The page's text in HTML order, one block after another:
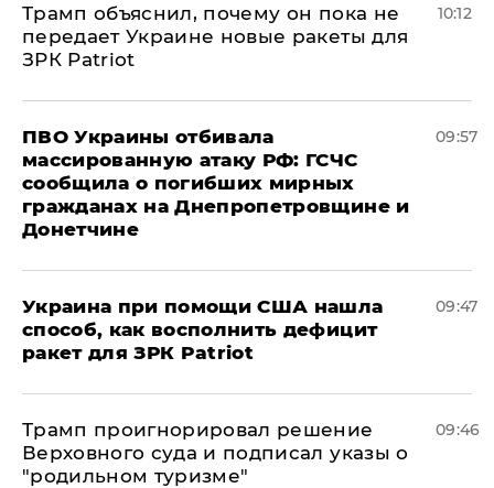
Трамп объяснил, почему он пока не
передает Украине новые ракеты для
ЗРК Patriot
10:12
ПВО Украины отбивала
массированную атаку РФ: ГСЧС
сообщила о погибших мирных
гражданах на Днепропетровщине и
Донетчине
09:57
Украина при помощи США нашла
способ, как восполнить дефицит
ракет для ЗРК Patriot
09:47
Трамп проигнорировал решение
Верховного суда и подписал указы о
"родильном туризме"
09:46